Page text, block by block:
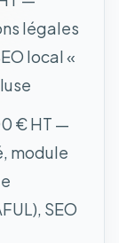
légales
local «
€ HT —
module
SEO